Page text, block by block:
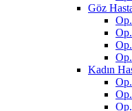
Göz
Kadın